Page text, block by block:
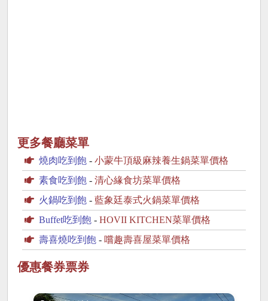
更多餐廳菜單
燒肉吃到飽 - 小蒙牛頂級麻辣養生鍋菜單價格
素食吃到飽 - 清心緣食坊菜單價格
火鍋吃到飽 - 藍象廷泰式火鍋菜單價格
Buffet吃到飽 - HOVII KITCHEN菜單價格
壽喜燒吃到飽 - 嚐趣壽喜屋菜單價格
優惠餐券票券